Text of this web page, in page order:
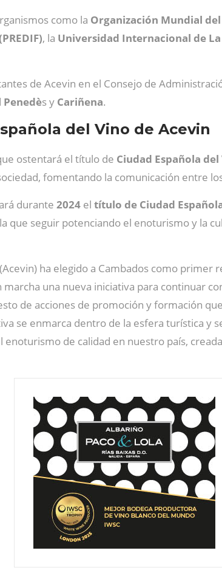
como la Organización Mundial
, la Universidad Internacional de La
de Acevin en el Consejo de
s y Cariñena.
del Vino de Acevin
ostentará el título de Ciudad Española
fomentando la comunicación entre
durante 2024 el título de Ciudad
que seguir potenciando el enoturismo y la
ha elegido a Cambados como primer
una nueva iniciativa para continuar
de acciones de promoción y formación
se enmarca dentro de la esfera turística y
de calidad en nuestro país,